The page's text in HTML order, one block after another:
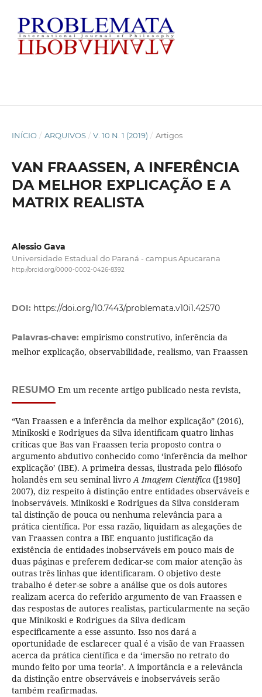
INÍCIO / ARQUIVOS / V. 10 N. 1 (2019) / Artigos
VAN FRAASSEN, A INFERÊNCIA
DA MELHOR EXPLICAÇÃO E A
MATRIX REALISTA
Alessio Gava
Universidade Estadual do Paraná - campus Apucarana
http://orcid.org/0000-0002-0426-8392
DOI: https://doi.org/10.7443/problemata.v10i1.42570
Palavras-chave: empirismo construtivo, inferência da
melhor explicação, observabilidade, realismo, van Fraassen
RESUMO Em um recente artigo publicado nesta revista,
“Van Fraassen e a inferência da melhor explicação” (2016),
Minikoski e Rodrigues da Silva identificam quatro linhas
críticas que Bas van Fraassen teria proposto contra o
argumento abdutivo conhecido como ‘inferência da melhor
explicação’ (IBE). A primeira dessas, ilustrada pelo filósofo
holandês em seu seminal livroA Imagem Científica ([1980]
2007), diz respeito à distinção entre entidades observáveis e
inobserváveis. Minikoski e Rodrigues da Silva consideram
tal distinção de pouca ou nenhuma relevância para a
prática científica. Por essa razão, liquidam as alegações de
van Fraassen contra a IBE enquanto justificação da
existência de entidades inobserváveis em pouco mais de
duas páginas e preferem dedicar-se com maior atenção às
outras três linhas que identificaram. O objetivo deste
trabalho é deter-se sobre a análise que os dois autores
realizam acerca do referido argumento de van Fraassen e
das respostas de autores realistas, particularmente na seção
que Minikoski e Rodrigues da Silva dedicam
especificamente a esse assunto. Isso nos dará a
oportunidade de esclarecer qual é a visão de van Fraassen
acerca da prática científica e da ‘imersão no retrato do
mundo feito por uma teoria’. A importância e a relevância
da distinção entre observáveis e inobserváveis serão
também reafirmadas.